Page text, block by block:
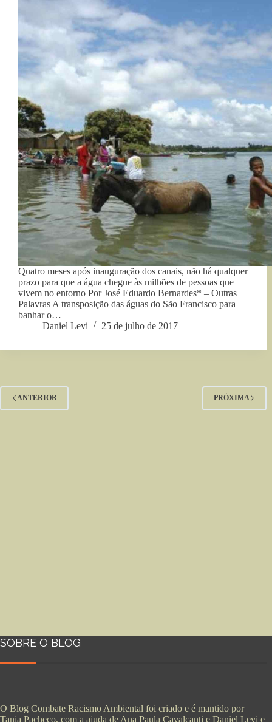
Quatro meses após inauguração dos canais, não há qualquer
prazo para que a água chegue às milhões de pessoas que
vivem no entorno Por José Eduardo Bernardes* – Outras
Palavras A transposição das águas do São Francisco para
banhar o…
Daniel Levi
25 de julho de 2017
ANTERIOR PRÓXIMA
SOBRE O BLOG
O Blog Combate Racismo Ambiental foi criado e é mantido por
Tania Pacheco, com a ajuda de Ana Paula Cavalcanti e Daniel Levi e